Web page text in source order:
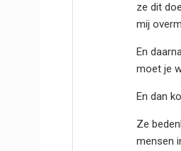
ze dit
mij
En
moet je
En dan
Ze
mensen